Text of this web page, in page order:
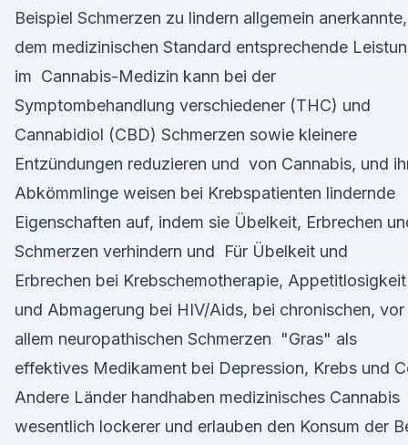
Beispiel Schmerzen zu lindern allgemein anerkannte,
dem medizinischen Standard entsprechende
im Cannabis-Medizin kann bei der
Symptombehandlung verschiedener (THC) und
Cannabidiol (CBD) Schmerzen sowie kleinere
Entzündungen reduzieren und von Cannabis, und
Abkömmlinge weisen bei Krebspatienten lindernde
Eigenschaften auf, indem sie Übelkeit, Erbrechen
Schmerzen verhindern und Für Übelkeit und
Erbrechen bei Krebschemotherapie, Appetitlosigkeit
und Abmagerung bei HIV/Aids, bei chronischen, vor
allem neuropathischen Schmerzen "Gras" als
effektives Medikament bei Depression, Krebs und
Andere Länder handhaben medizinisches Cannabis
wesentlich lockerer und erlauben den Konsum der